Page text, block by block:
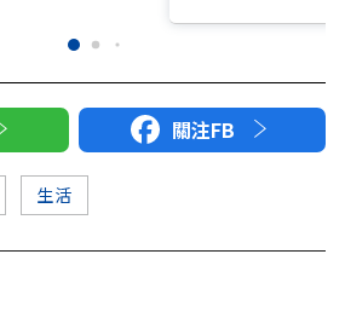
關注FB
生活